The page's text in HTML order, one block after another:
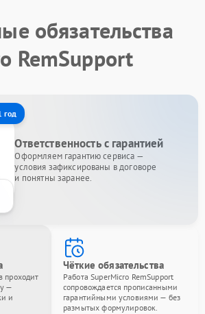
обязательства
RemSupport
год
Ответственность с гарантией
Оформляем гарантию сервиса —
условия зафиксированы в договоре
и понятны заранее.
проходит
—
и
Чёткие обязательства
Работа SuperMicro RemSupport
сопровождается прописанными
гарантийными условиями — без
размытых формулировок.